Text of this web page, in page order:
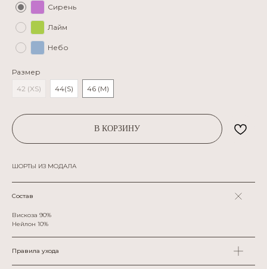
Сирень
Лайм
Небо
Размер
42 (XS)
44(S) 46 (M)
В КОРЗИНУ
ШОРТЫ ИЗ МОДАЛА
Состав
Вискоза 90%
Нейлон 10%
Правила ухода